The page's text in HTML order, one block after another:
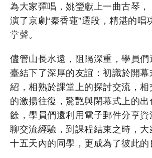
為大家彈唱，姚瑩獻上一曲古琴
演了京劇“秦香蓮”選段，精湛的唱
掌聲。
儘管山長水遠，阻隔深重，學員
臺結下了深厚的友誼：初識於開幕
紹，相熟於課堂上的探討交流，
的激揚往復，驚艷與閉幕式上的出
餘，學員們還利用電子郵件分享
聊交流經驗，到課程結束之時，
十五天內的同學，更成為了彼此的